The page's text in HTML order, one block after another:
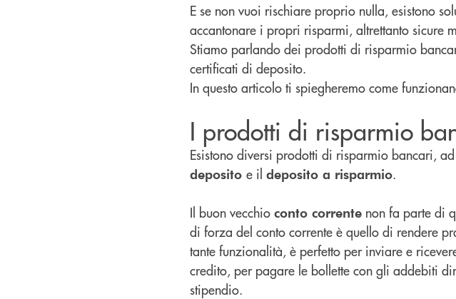
E se non vuoi rischiare proprio nulla, esistono
accantonare i propri risparmi, altrettanto sicure
Stiamo parlando dei prodotti di risparmio
certificati di deposito.
In questo articolo ti spiegheremo come
I prodotti di risparmio
Esistono diversi prodotti di risparmio bancari,
deposito e il deposito a risparmio.
Il buon vecchio conto corrente non fa parte di
di forza del conto corrente è quello di rendere
tante funzionalità, è perfetto per inviare e
credito, per pagare le bollette con gli addebiti
stipendio.